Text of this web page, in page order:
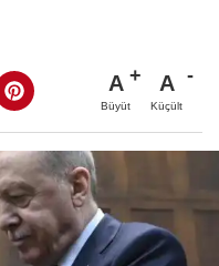
A
Büyüt
A
Küçült